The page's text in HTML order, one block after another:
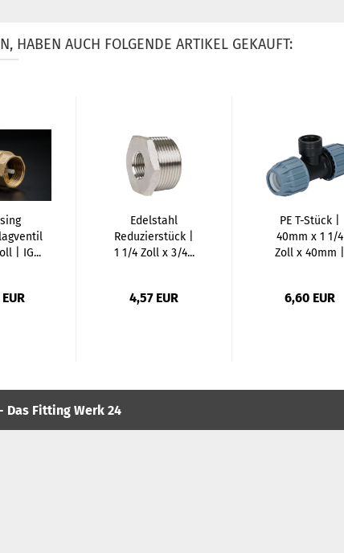
HABEN AUCH FOLGENDE ARTIKEL GEKAUFT:
| IG...
Edelstahl
Reduzierstück |
1 1/4 Zoll x 3/4...
4,57 EUR
PE T-Stück |
40mm x 1 1/4
Zoll x 40mm |
6,60 EUR
Das Fitting Werk 24